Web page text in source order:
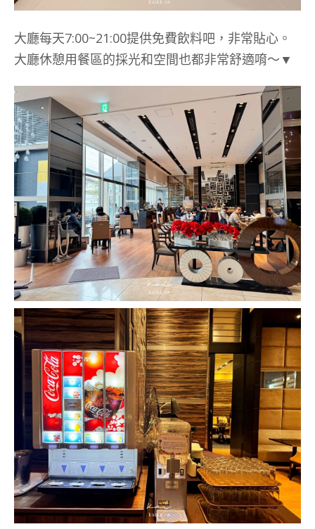
大廳每天7:00~21:00提供免費飲料吧，非常貼心。
大廳休憩用餐區的採光和空間也都非常舒適唷～▼